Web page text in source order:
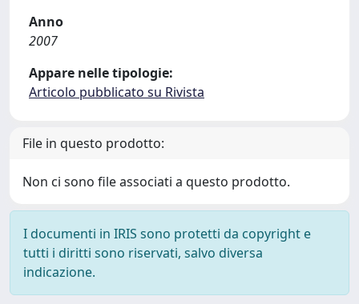
Anno
2007
Appare nelle tipologie:
Articolo pubblicato su Rivista
File in questo prodotto:
Non ci sono file associati a questo prodotto.
I documenti in IRIS sono protetti da copyright e
tutti i diritti sono riservati, salvo diversa
indicazione.